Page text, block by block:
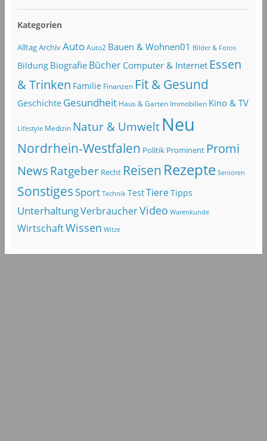
Kategorien
AlltagArchivAuto Auto2 Bauen & Wohnen01 Bilder & Fotos
Bildung Biografie Bücher Computer & Internet Essen
& Trinken Familie Finanzen Fit & Gesund
Geschichte Gesundheit Haus & Garten Immobilien Kino & TV
Lifestyle Medizin Natur & Umwelt Neu
Nordrhein-Westfalen Politik Prominent Promi
NewsRatgeber Recht Reisen Rezepte Senioren
SonstigesSport Technik TestTiereTipps
UnterhaltungVerbraucherVideo Warenkunde
WirtschaftWissen Witze